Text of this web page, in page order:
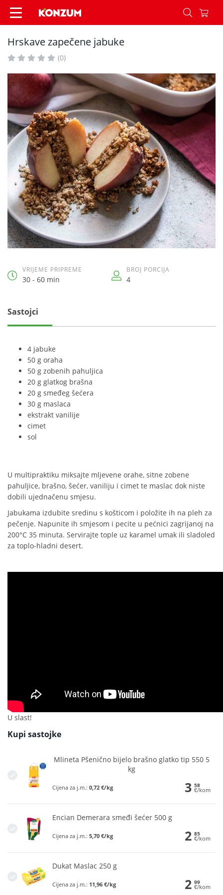
Hrskave zapečene jabuke - Recepti - Konzum
Hrskave zapečene jabuke
(0)
VRIJEME PRIPREME
30 - 60 min
BROJ PORCIJA
4
Sastojci
4 jabuke
50 g oraha
50 g zobenih pahuljica
20 g glatkog brašna
20 g smeđeg šećera
30 g maslaca
ekstrakt vanilije
cimet
sol
U multipraktiku miksajte mljevene orahe, sitne zobene
pahuljice, brašno, šećer, vaniliju i cimet te maslac dok niste
dobili ujednačenu smjesu.
Jabukama izdubite sredinu s košticom i položite ih na pleh za
pečenje. Napunite ih smjesom i pecite u pećnici zagrijanoj na
200°C 35 minuta. Servirajte tople uz karamel umak ili sladoled
za toplo-hladni desert.
U slast!
Kupi sastojke
Mlineta Pšenično bijelo brašno glatko tip 550 5
kg
Cijena za j.m.: 0,72 €/kg 3 58
€/kom
Encian Demerara smeđi šećer 500 g
Cijena za j.m.: 5,70 €/kg 2 85
€/kom
Dukat Maslac 250 g
Cijena za j.m.: 11,96 €/kg 2 99
€/kom